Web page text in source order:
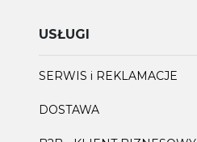
USŁUGI
SERWIS i REKLAMACJE
DOSTAWA